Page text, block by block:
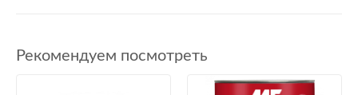
Рекомендуем посмотреть